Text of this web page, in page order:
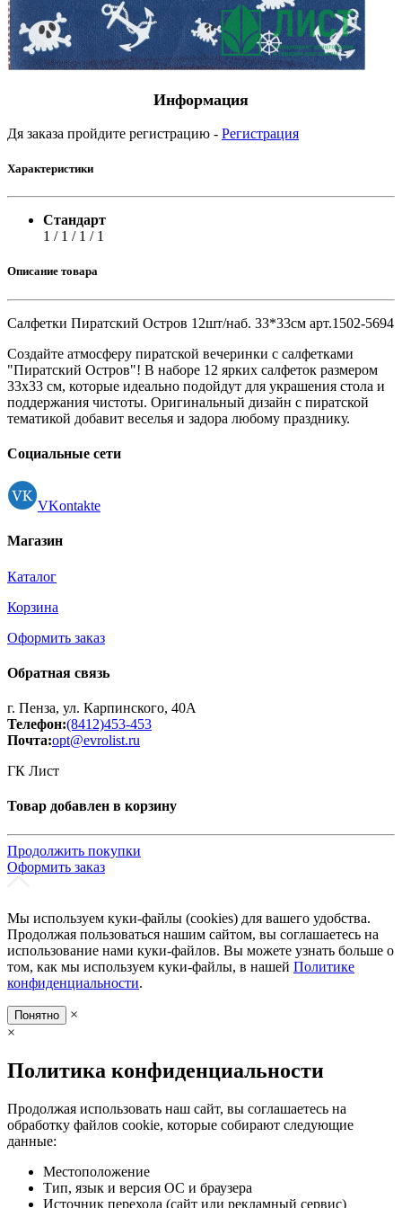
Информация
Дя заказа пройдите регистрацию - Регистрация
Характеристики
Стандарт
1 / 1 / 1 / 1
Описание товара
Салфетки Пиратский Остров 12шт/наб. 33*33см арт.1502-5694
Создайте атмосферу пиратской вечеринки с салфетками
"Пиратский Остров"! В наборе 12 ярких салфеток размером
33x33 см, которые идеально подойдут для украшения стола и
поддержания чистоты. Оригинальный дизайн с пиратской
тематикой добавит веселья и задора любому празднику.
Социальные сети
VKontakte
Магазин
Каталог
Корзина
Оформить заказ
Обратная связь
г. Пенза, ул. Карпинского, 40А
Телефон:(8412)453-453
Почта:opt@evrolist.ru
ГК Лист
Товар добавлен в корзину
Продолжить покупки
Оформить заказ
Мы используем куки-файлы (cookies) для вашего удобства.
Продолжая пользоваться нашим сайтом, вы соглашаетесь на
использование нами куки-файлов. Вы можете узнать больше о
том, как мы используем куки-файлы, в нашей Политике
конфиденциальности.
Понятно
×
×
Политика конфиденциальности
Продолжая использовать наш сайт, вы соглашаетесь на
обработку файлов cookie, которые собирают следующие
данные:
Местоположение
Тип, язык и версия ОС и браузера
Источник перехода (сайт или рекламный сервис)